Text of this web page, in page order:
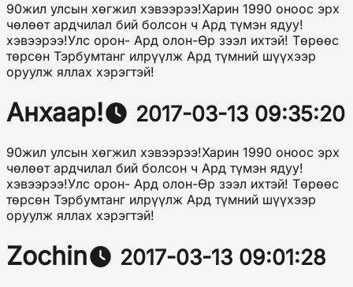
90жил улсын хөгжил хэвээрээ!Харин 1990 оноос эрх
чөлөөт ардчилал бий болсон ч Ард түмэн ядуу!
хэвээрээ!Улс орон- Ард олон-Өр зээл ихтэй! Төрөөс
төрсөн Тэрбумтанг илрүүлж Ард түмний шүүхээр
оруулж яллах хэрэгтэй!
Анхаар! 2017-03-13 09:35:20
90жил улсын хөгжил хэвээрээ!Харин 1990 оноос эрх
чөлөөт ардчилал бий болсон ч Ард түмэн ядуу!
хэвээрээ!Улс орон- Ард олон-Өр зээл ихтэй! Төрөөс
төрсөн Тэрбумтанг илрүүлж Ард түмний шүүхээр
оруулж яллах хэрэгтэй!
Zochin 2017-03-13 09:01:28